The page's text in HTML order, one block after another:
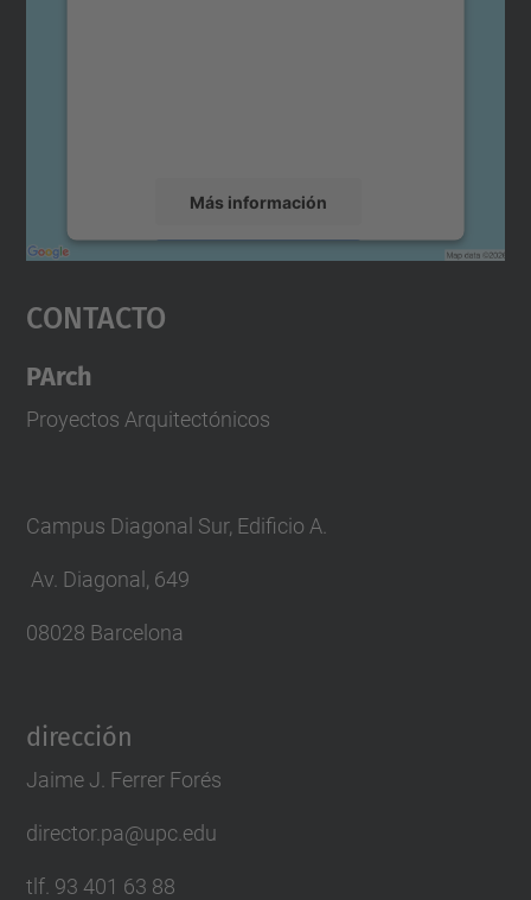
Más información
Aceptar
powered by
Contacto
PArch
Proyectos Arquitectónicos
Campus Diagonal Sur, Edificio A.
Av. Diagonal, 649
08028 Barcelona
dirección
Jaime J. Ferrer Forés
director.pa@upc.edu
tlf. 93 401 63 88